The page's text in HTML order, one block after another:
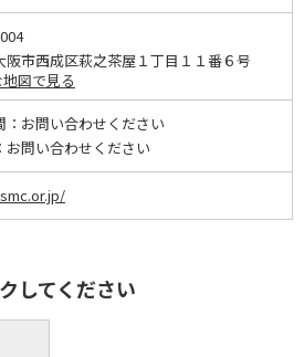
阪市西成区萩之茶屋１丁目１１番６号
図で見る
お問い合わせください
お問い合わせください
してください